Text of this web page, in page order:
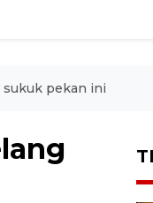
pekan ini